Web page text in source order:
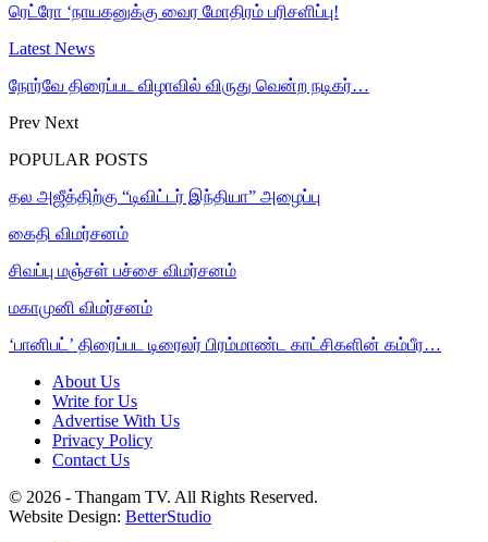
ரெட்ரோ ‘நாயகனுக்கு வைர மோதிரம் பரிசளிப்பு!
Latest News
நோர்வே திரைப்பட விழாவில் விருது வென்ற நடிகர்…
Prev Next
POPULAR POSTS
தல அஜீத்திற்கு “டிவிட்டர் இந்தியா” அழைப்பு
கைதி விமர்சனம்
சிவப்பு மஞ்சள் பச்சை விமர்சனம்
மகாமுனி விமர்சனம்
‘பானிபட்’ திரைப்பட டிரைலர் பிரம்மாண்ட காட்சிகளின் கம்பீர…
About Us
Write for Us
Advertise With Us
Privacy Policy
Contact Us
© 2026 - Thangam TV. All Rights Reserved.
Website Design: BetterStudio